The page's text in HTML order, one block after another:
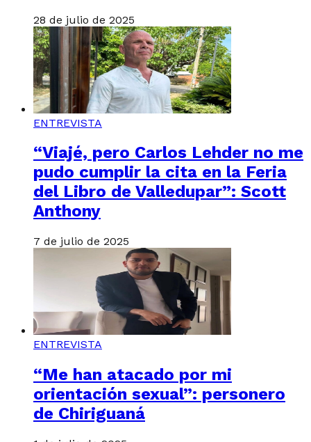
28 de julio de 2025
ENTREVISTA
“Viajé, pero Carlos Lehder no me
pudo cumplir la cita en la Feria
del Libro de Valledupar”: Scott
Anthony
7 de julio de 2025
ENTREVISTA
“Me han atacado por mi
orientación sexual”: personero
de Chiriguaná